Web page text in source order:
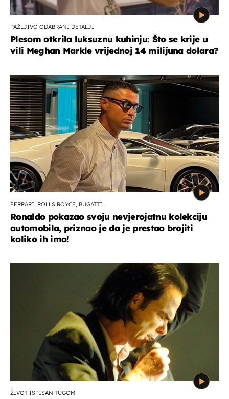
PAŽLJIVO ODABRANI DETALJI
Plesom otkrila luksuznu kuhinju: Što se krije u
vili Meghan Markle vrijednoj 14 milijuna dolara?
FERRARI, ROLLS ROYCE, BUGATTI...
Ronaldo pokazao svoju nevjerojatnu kolekciju
automobila, priznao je da je prestao brojiti
koliko ih ima!
ŽIVOT ISPISAN TUGOM